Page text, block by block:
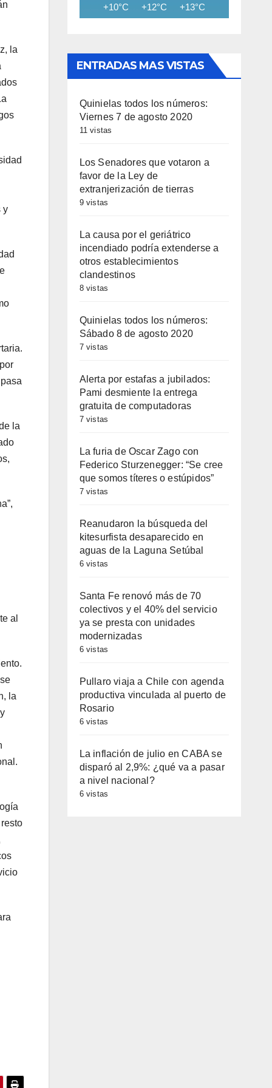
la
y
la
al
la
+10°C +12°C +13°C
ENTRADAS MAS VISTAS
Quinielas todos los números:
Viernes 7 de agosto 2020
11 vistas
Los Senadores que votaron a
favor de la Ley de
extranjerización de tierras
9 vistas
La causa por el geriátrico
incendiado podría extenderse a
otros establecimientos
clandestinos
8 vistas
Quinielas todos los números:
Sábado 8 de agosto 2020
7 vistas
Alerta por estafas a jubilados:
Pami desmiente la entrega
gratuita de computadoras
7 vistas
La furia de Oscar Zago con
Federico Sturzenegger: “Se cree
que somos títeres o estúpidos”
7 vistas
Reanudaron la búsqueda del
kitesurfista desaparecido en
aguas de la Laguna Setúbal
6 vistas
Santa Fe renovó más de 70
colectivos y el 40% del servicio
ya se presta con unidades
modernizadas
6 vistas
Pullaro viaja a Chile con agenda
productiva vinculada al puerto de
Rosario
6 vistas
La inflación de julio en CABA se
disparó al 2,9%: ¿qué va a pasar
a nivel nacional?
6 vistas